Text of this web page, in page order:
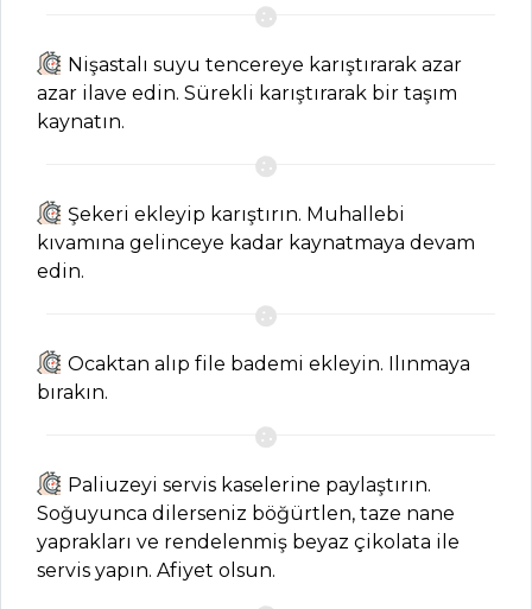
YEMEKLERI
Kekikli Muffin
Tarifi, Nasıl Yapılır?
Pastırmalı İç
Sebze Yemekleri
Tüm Tarifleri
Nişastalı suyu tencereye karıştırarak azar
azar ilave edin. Sürekli karıştırarak bir taşım
kaynatın.
Şekeri ekleyip karıştırın. Muhallebi
kıvamına gelinceye kadar kaynatmaya devam
edin.
Ocaktan alıp file bademi ekleyin. Ilınmaya
bırakın.
Paliuzeyi servis kaselerine paylaştırın.
Soğuyunca dilerseniz böğürtlen, taze nane
yaprakları ve rendelenmiş beyaz çikolata ile
servis yapın. Afiyet olsun.